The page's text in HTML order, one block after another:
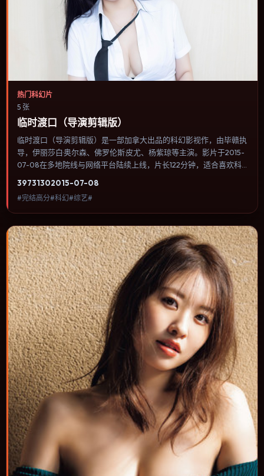
热门科幻片
5 张
临时渡口（导演剪辑版）
临时渡口（导演剪辑版）是一部加拿大出品的科幻影视作，由毕赣执
导，伊丽莎白·奥尔森、佛罗伦斯·皮尤、杨紫琼等主演。影片于2015-
07-08在多地院线与网络平台陆续上线，片长122分钟，适合喜欢科
情节推进，节奏与视听语言统一，可作为休闲观影或类型片补片的选
择。
39731302015-07-08
#完结高分#科幻#综艺#